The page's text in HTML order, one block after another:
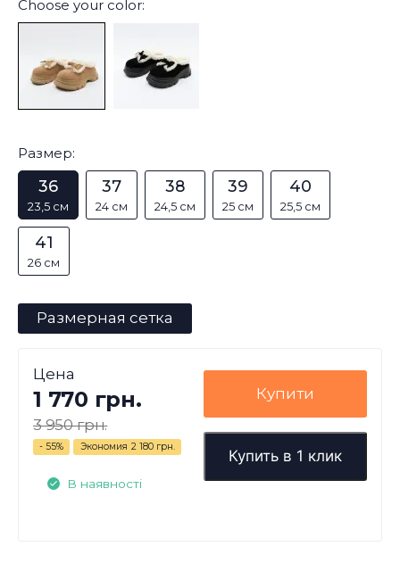
Choose your color:
Размер:
36
23,5 см
37
24 см
38
24,5 см
39
25 см
40
25,5 см
41
26 см
Размерная сетка
Цена
1 770 грн.
3 950 грн.
- 55% Экономия 2 180 грн.
В наявності
Купити
Купить в 1 клик